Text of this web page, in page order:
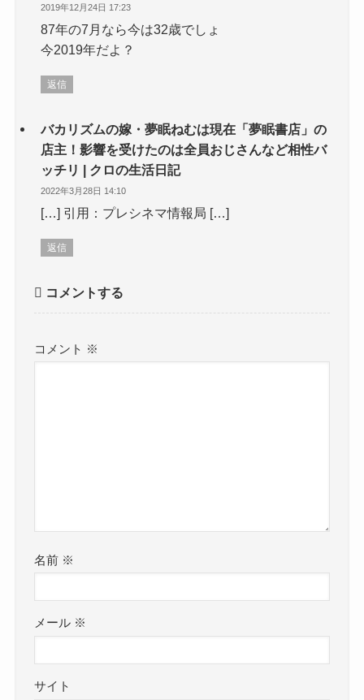
2019年12月24日 17:23
87年の7月なら今は32歳でしょ
今2019年だよ？
返信
バカリズムの嫁・夢眠ねむは現在「夢眠書店」の
店主！影響を受けたのは全員おじさんなど相性バ
ッチリ | クロの生活日記
2022年3月28日 14:10
[…] 引用：プレシネマ情報局 […]
返信
コメントする
コメント ※
名前 ※
メール ※
サイト